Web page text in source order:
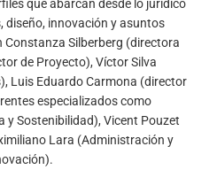
que abarcan desde lo jurídico
diseño, innovación y asuntos
Constanza Silberberg (directora
de Proyecto), Víctor Silva
Luis Eduardo Carmona (director
especializados como
y Sostenibilidad), Vicent Pouzet
Lara (Administración y